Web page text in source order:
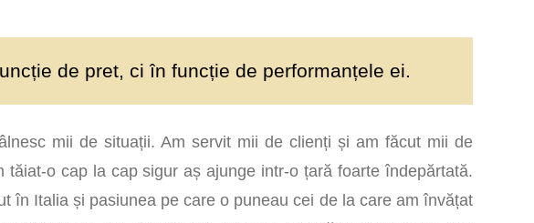
de pret, ci în funcție de performanțele ei.
mii de situații. Am servit mii de clienți și am făcut mii de
o cap la cap sigur aș ajunge intr-o țară foarte îndepărtată.
în Italia și pasiunea pe care o puneau cei de la care am învățat